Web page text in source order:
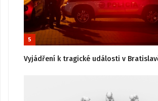
5
Vyjádření k tragické události v